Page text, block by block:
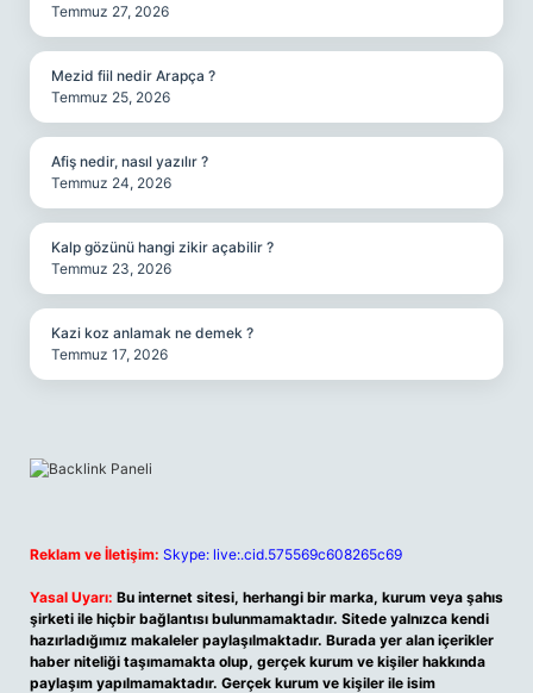
Temmuz 27, 2026
Mezid fiil nedir Arapça ?
Temmuz 25, 2026
Afiş nedir, nasıl yazılır ?
Temmuz 24, 2026
Kalp gözünü hangi zikir açabilir ?
Temmuz 23, 2026
Kazi koz anlamak ne demek ?
Temmuz 17, 2026
Reklam ve İletişim: Skype: live:.cid.575569c608265c69
Yasal Uyarı: Bu internet sitesi, herhangi bir marka, kurum veya şahıs
şirketi ile hiçbir bağlantısı bulunmamaktadır. Sitede yalnızca kendi
hazırladığımız makaleler paylaşılmaktadır. Burada yer alan içerikler
haber niteliği taşımamakta olup, gerçek kurum ve kişiler hakkında
paylaşım yapılmamaktadır. Gerçek kurum ve kişiler ile isim